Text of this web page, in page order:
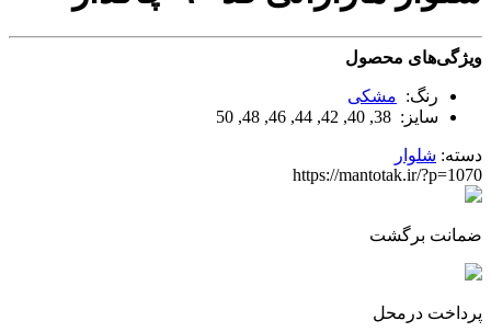
ویژگی‌های محصول
رنگ: مشکی
سایز: 38, 40, 42, 44, 46, 48, 50
دسته: شلوار
https://mantotak.ir/?p=1070
ضمانت برگشت
پرداخت درمحل